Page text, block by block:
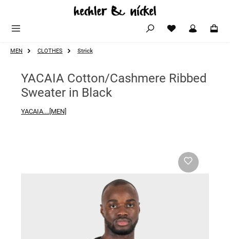
Zum Hauptinhalt springen
MEN CLOTHES Strick
YACAIA Cotton/Cashmere Ribbed
Sweater in Black
YACAIA....[MEN]